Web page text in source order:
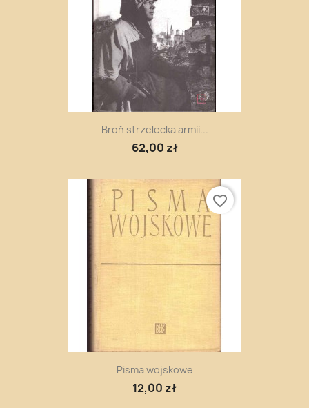
Broń strzelecka armii...
62,00 zł
Pisma wojskowe
12,00 zł
favorite_border